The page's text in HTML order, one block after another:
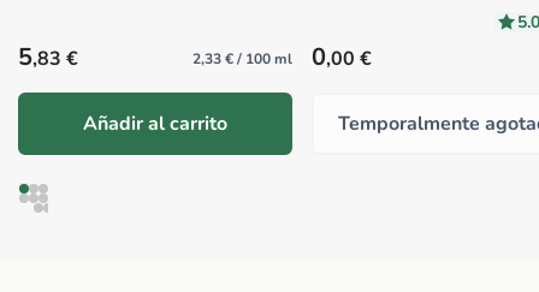
Precio habitual
5,83 € 2,33 € / 100 ml
Añadir al carrito
Precio habitual
0,00 €
Temporalmente